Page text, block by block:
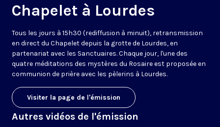
Chapelet à Lourdes
Tous les jours à 15h30 (rediffusion à minuit), retransmission
en direct du Chapelet depuis la grotte de Lourdes, en
partenariat avec les Sanctuaires. Chaque jour, l'une des
quatre méditations des mystères du Rosaire est proposée en
communion de prière avec les pèlerins à Lourdes.
Visiter la page de l'émission
Autres vidéos de l'émission